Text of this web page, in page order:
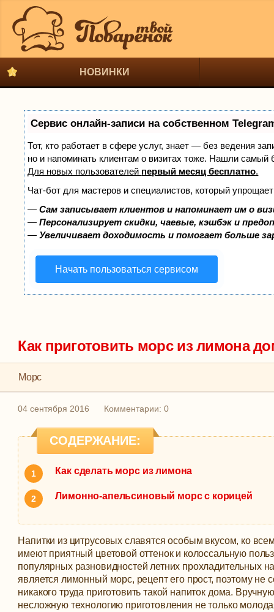
НОВИНКИ
Сервис онлайн-записи на собственном
Тот, кто работает в сфере услуг, знает — без ведения
но и напоминать клиентам о визитах тоже. Нашли
Для новых пользователей первый месяц бесплатно.
Чат-бот для мастеров и специалистов, который
—Сам записывает клиентов и напоминает им о
—Персонализирует скидки, чаевые, кэшбэк и
—Увеличивает доходимость и помогает больше
Начать пользоваться сервисом
Как приготовить морс из лимона
Морс
04 сентября 2016 Комментарии: 0
СОДЕРЖАНИЕ:
Как сделать морс из лимона
Лимонно-апельсиновый морс с корицей
Напитки из цитрусовых славятся особым вкусом, ко
имеют приятный цветовой оттенок и колоссальную
популярных разновидностей летних прохладительных
является лимонный морс, рецепт его прост, поэтому не
никакого труда приготовить такой напиток дома.
несложную технологию приготовления не только